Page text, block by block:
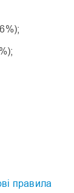
правила